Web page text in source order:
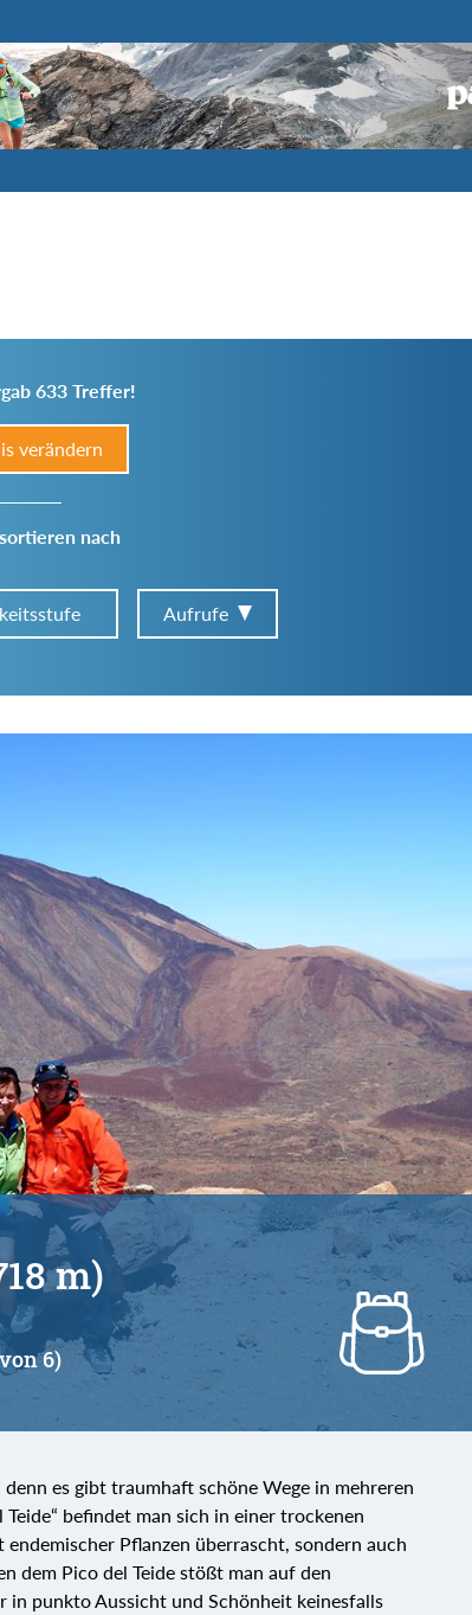
633 Treffer!
verändern
nach
Aufrufe
Schwierigkeitsgrad:
von
Kondition (Tourdauer):
von
bis
m)
6)
es gibt traumhaft schöne Wege in mehreren
befindet man sich in einer trockenen
Pflanzen überrascht, sondern auch
dem Pico del Teide stößt man auf den
in punkto Aussicht und Schönheit keinesfalls